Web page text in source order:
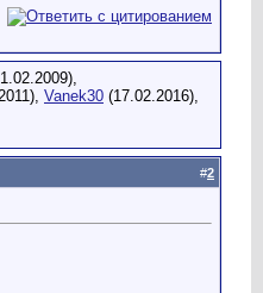
Vanek30 (17.02.2016),
#2